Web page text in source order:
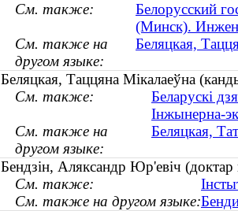
См. также:
Белорусский
(Минск).
См. также на
другом языке:
Беляцкая,
Беляцкая, Таццяна Мікалаеўна
См. также:
Беларускі
Інжынерна-
См. также на
другом языке:
Беляцкая,
Бендзін, Аляксандр Юр'евіч
См. также:
См. также на другом языке: